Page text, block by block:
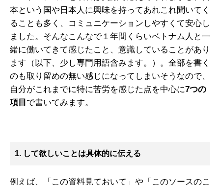
本という国や日本人に興味を持ってあれこれ聞いてく
ることも多く、コミュニケーションしやすくて安心し
ました。そんなこんなで１年間くらいベトナム人と一
緒に働いてきて感じたこと、意識していることがあり
ます（以下、少し専門用語含みます。）。全部を書く
のも取り留めの無い感じになってしまいそうなので、
自分がこれまでに特に苦労を感じた点を中心に7つの
項目 で書いてみます。
1. して欲しいことは具体的に伝える
例えば、「この資料見ておいて」や「このソースのこ